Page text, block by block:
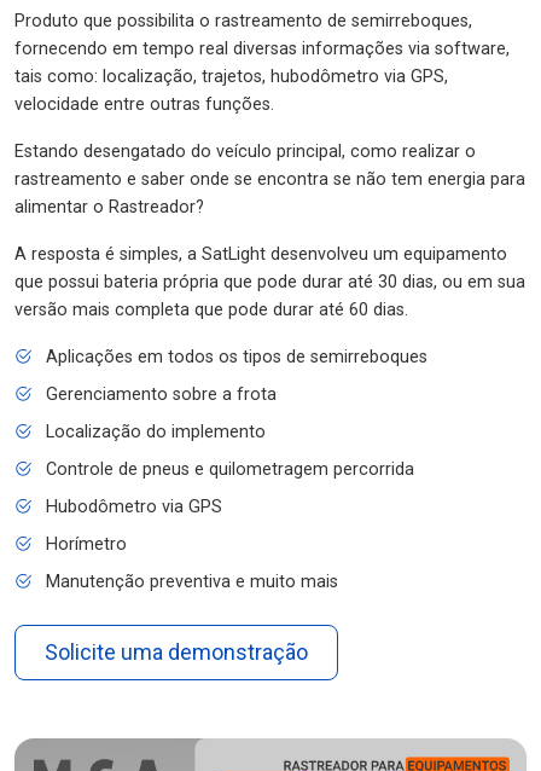
Produto que possibilita o rastreamento de semirreboques,
fornecendo em tempo real diversas informações via software,
tais como: localização, trajetos, hubodômetro via GPS,
velocidade entre outras funções.
Estando desengatado do veículo principal, como realizar o
rastreamento e saber onde se encontra se não tem energia para
alimentar o Rastreador?
A resposta é simples, a SatLight desenvolveu um equipamento
que possui bateria própria que pode durar até 30 dias, ou em sua
versão mais completa que pode durar até 60 dias.
Aplicações em todos os tipos de semirreboques
Gerenciamento sobre a frota
Localização do implemento
Controle de pneus e quilometragem percorrida
Hubodômetro via GPS
Horímetro
Manutenção preventiva e muito mais
Solicite uma demonstração